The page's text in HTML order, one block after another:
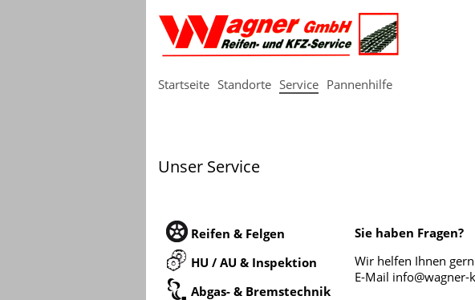
Startseite Standorte Service Pannenhilfe
Unser Service
Reifen & Felgen
HU / AU & Inspektion
Abgas- & Bremstechnik
Sie haben Fragen?
Wir helfen Ihnen
E-Mail